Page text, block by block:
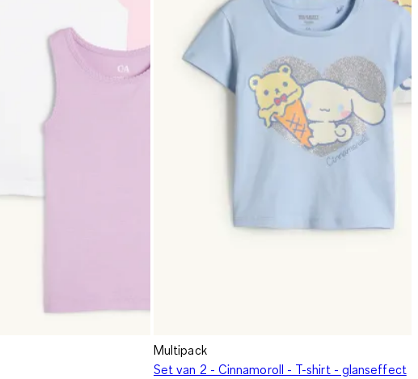
Multipack
Set van 2 - Cinnamoroll - T-shirt - glanseffect